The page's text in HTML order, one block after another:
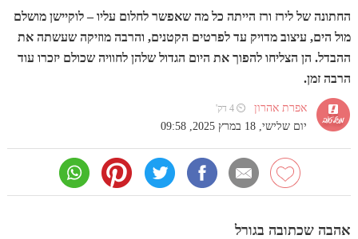
החתונה של לירז ורז הייתה כל מה שאפשר לחלום עליו – לוקיישן מושלם
מול הים, עיצוב מדויק עד לפרטים הקטנים, והרבה מוזיקה שעשתה את
ההבדל. הן הצליחו להפוך את היום הגדול שלהן לחוויה שכולם יזכרו עוד
הרבה זמן.
אפרת אהרון ⏲ 4 דק'
יום שלישי, 18 במרץ 2025, 09:58
אהבה שכתובה בגורל